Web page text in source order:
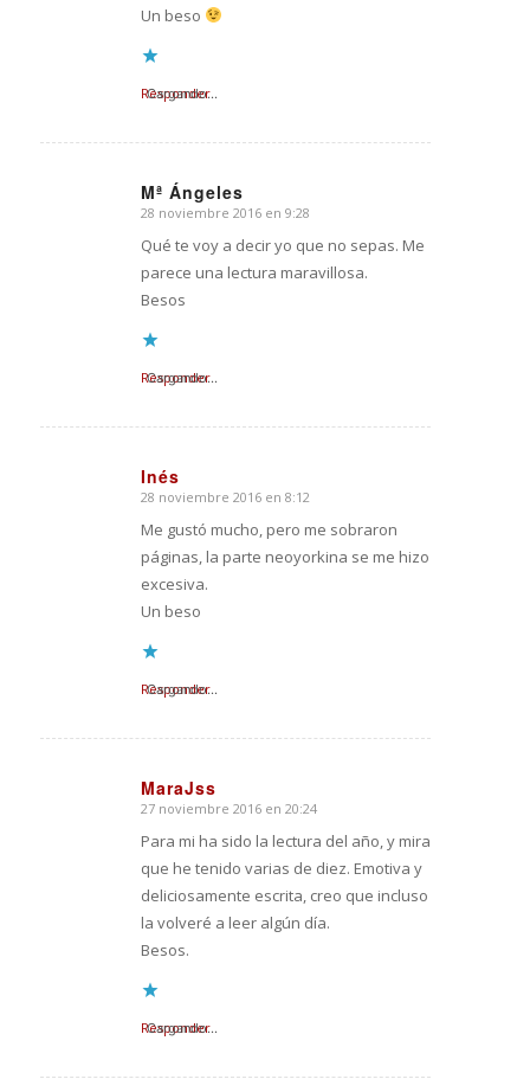
Un beso
Cargando...
Responder
Mª Ángeles
Dice:
28 noviembre 2016 en 9:28
Qué te voy a decir yo que no sepas. Me
parece una lectura maravillosa.
Besos
Cargando...
Responder
Inés
Dice:
28 noviembre 2016 en 8:12
Me gustó mucho, pero me sobraron
páginas, la parte neoyorkina se me hizo
excesiva.
Un beso
Cargando...
Responder
MaraJss
Dice:
27 noviembre 2016 en 20:24
Para mi ha sido la lectura del año, y mira
que he tenido varias de diez. Emotiva y
deliciosamente escrita, creo que incluso
la volveré a leer algún día.
Besos.
Cargando...
Responder